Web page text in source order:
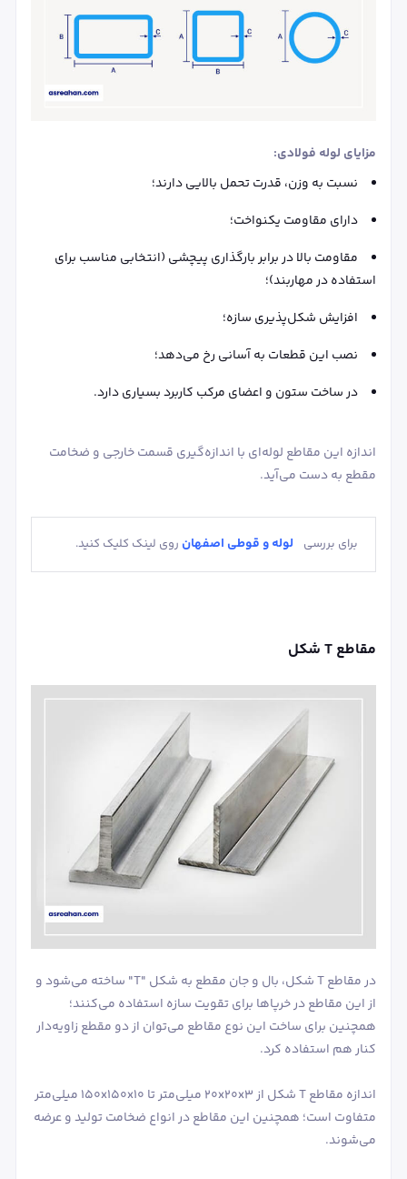
مزایای لوله فولادی:
نسبت به وزن، قدرت تحمل بالایی دارند؛
دارای مقاومت یکنواخت؛
مقاومت بالا در برابر بارگذاری پیچشی (انتخابی مناسب برای
استفاده در مهاربند)؛
افزایش شکل‌پذیری سازه؛
نصب این قطعات به آسانی رخ می‌دهد؛
در ساخت ستون و اعضای مرکب کاربرد بسیاری دارد.
اندازه این مقاطع لوله‌ای با اندازه‌گیری قسمت خارجی و ضخامت
مقطع به دست می‌آید.
برای بررسی لوله و قوطی اصفهان روی لینک کلیک کنید.
مقاطع T شکل
در مقاطع T شکل، بال و جان مقطع به شکل "T" ساخته می‌شود و
از این مقاطع در خرپاها برای تقویت سازه استفاده می‌کنند؛
همچنین برای ساخت این نوع مقاطع می‌توان از دو مقطع زاویه‌دار
کنار هم استفاده کرد.
اندازه مقاطع T شکل از 20x20x3 میلی‌متر تا 150x150x10 میلی‌متر
متفاوت است؛ همچنین این مقاطع در انواع ضخامت تولید و عرضه
می‌شوند.